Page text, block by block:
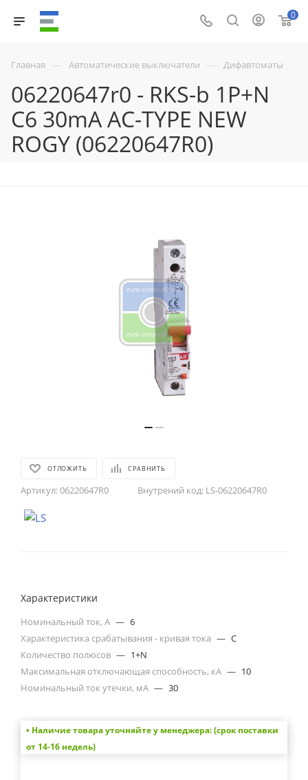
0
Главная — Автоматические выключатели — Дифавтоматы
06220647r0 - RKS-b 1P+N
C6 30mA AC-TYPE NEW
ROGY (06220647R0)
ОТЛОЖИТЬ СРАВНИТЬ
Артикул:06220647R0 Внутрений код: LS-06220647R0
Характеристики
Номинальный ток, А — 6
Характеристика срабатывания - кривая тока — C
Количество полюсов — 1+N
Максимальная отключающая способность, кА — 10
Номинальный ток утечки, мА — 30
• Наличие товара уточняйте у менеджера: (срок поставки
от 14-16 недель)